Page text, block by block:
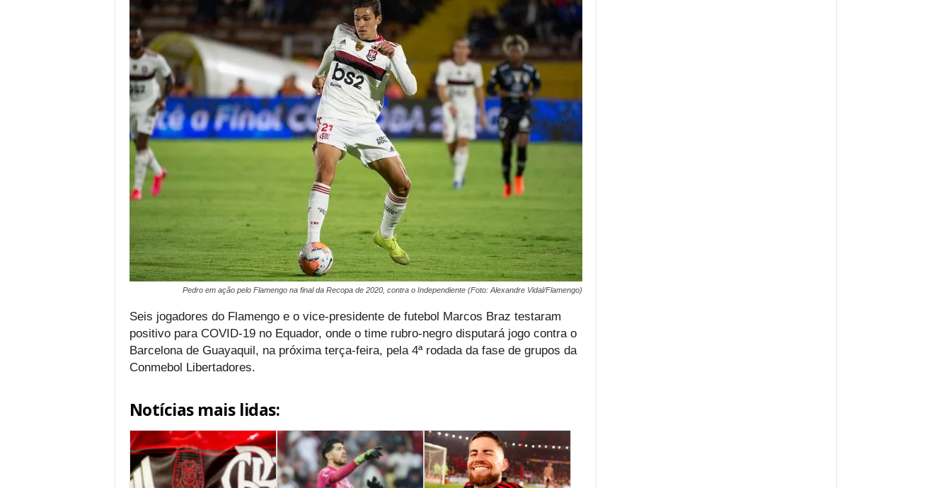
Pedro em ação pelo Flamengo na final da Recopa de 2020, contra o Independiente (Foto: Alexandre Vidal/Flamengo)
Seis jogadores do Flamengo e o vice-presidente de futebol Marcos Braz testaram
positivo para COVID-19 no Equador, onde o time rubro-negro disputará jogo contra o
Barcelona de Guayaquil, na próxima terça-feira, pela 4ª rodada da fase de grupos da
Conmebol Libertadores.
Notícias mais lidas: